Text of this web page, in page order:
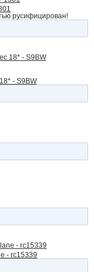
русифицирован!
- S9BW
- rc15339